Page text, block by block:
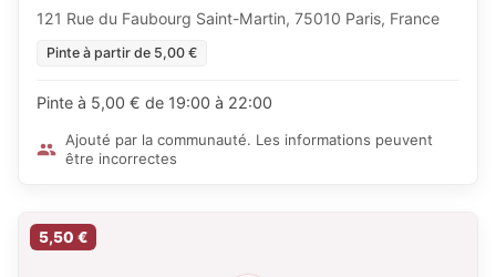
121 Rue du Faubourg Saint-Martin, 75010 Paris, France
Pinte à partir de 5,00 €
Pinte à 5,00 € de 19:00 à 22:00
Ajouté par la communauté. Les informations peuvent
être incorrectes
5,50 €